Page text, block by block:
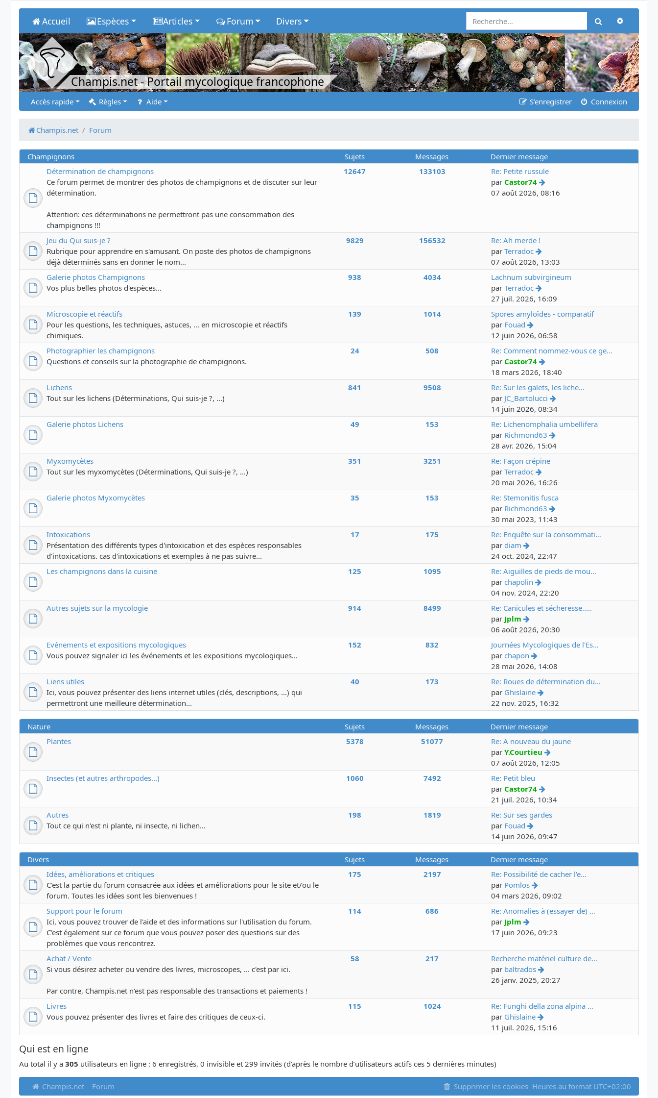
Accueil Espèces Articles Forum Divers Rechercher
Champis.net- Portail mycologique francophone
Accès rapide Règles Aide S’enregistrer Connexion
Champis.net Forum
Champignons Sujets Messages
Dernier message
Détermination de champignons
Ce forum permet de montrer des photos de champignons et de discuter sur leur
détermination.
Attention: ces déterminations ne permettront pas une consommation des
champignons !!!
12647 133103
Re: Petite russule
par Castor74
07 août 2026, 08:16
Jeu du Qui suis-je ?
Rubrique pour apprendre en s'amusant. On poste des photos de champignons
déjà déterminés sans en donner le nom...
9829 156532
Re: Ah merde !
par Terradoc
07 août 2026, 13:03
Galerie photos Champignons
Vos plus belles photos d'espèces...
938 4034
Lachnum subvirgineum
par Terradoc
27 juil. 2026, 16:09
Microscopie et réactifs
Pour les questions, les techniques, astuces, ... en microscopie et réactifs
chimiques.
139 1014
Spores amyloïdes - comparatif
par Fouad
12 juin 2026, 06:58
Photographier les champignons
Questions et conseils sur la photographie de champignons.
24 508
Re: Comment nommez-vous ce ge…
par Castor74
18 mars 2026, 18:40
Lichens
Tout sur les lichens (Déterminations, Qui suis-je ?, ...)
841 9508
Re: Sur les galets, les liche…
par JC_Bartolucci
14 juin 2026, 08:34
Galerie photos Lichens
49 153
Re: Lichenomphalia umbellifera
par Richmond63
28 avr. 2026, 15:04
Myxomycètes
Tout sur les myxomycètes (Déterminations, Qui suis-je ?, ...)
351 3251
Re: Façon crépine
par Terradoc
20 mai 2026, 16:26
Galerie photos Myxomycètes
35 153
Re: Stemonitis fusca
par Richmond63
30 mai 2023, 11:43
Intoxications
Présentation des différents types d'intoxication et des espèces responsables
d'intoxications. cas d'intoxications et exemples à ne pas suivre...
17 175
Re: Enquête sur la consommati…
par diam
24 oct. 2024, 22:47
Les champignons dans la cuisine
125 1095
Re: Aiguilles de pieds de mou…
par chapolin
04 nov. 2024, 22:20
Autres sujets sur la mycologie
914 8499
Re: Canicules et sécheresse..…
par Jplm
06 août 2026, 20:30
Evénements et expositions mycologiques
Vous pouvez signaler ici les événements et les expositions mycologiques...
152 832
Journées Mycologiques de l'Es…
par chapon
28 mai 2026, 14:08
Liens utiles
Ici, vous pouvez présenter des liens internet utiles (clés, descriptions, ...) qui
permettront une meilleure détermination...
40 173
Re: Roues de détermination du…
par Ghislaine
22 nov. 2025, 16:32
Nature Sujets Messages
Dernier message
Plantes
5378 51077
Re: A nouveau du jaune
par Y.Courtieu
07 août 2026, 12:05
Insectes (et autres arthropodes...)
1060 7492
Re: Petit bleu
par Castor74
21 juil. 2026, 10:34
Autres
Tout ce qui n'est ni plante, ni insecte, ni lichen...
198 1819
Re: Sur ses gardes
par Fouad
14 juin 2026, 09:47
Divers Sujets Messages
Dernier message
Idées, améliorations et critiques
C'est la partie du forum consacrée aux idées et améliorations pour le site et/ou le
forum. Toutes les idées sont les bienvenues !
175 2197
Re: Possibilité de cacher l'e…
par Pomlos
04 mars 2026, 09:02
Support pour le forum
Ici, vous pouvez trouver de l'aide et des informations sur l'utilisation du forum.
C'est également sur ce forum que vous pouvez poser des questions sur des
problèmes que vous rencontrez.
114 686
Re: Anomalies à (essayer de) …
par Jplm
17 juin 2026, 09:23
Achat / Vente
Si vous désirez acheter ou vendre des livres, microscopes, ... c'est par ici.
Par contre, Champis.net n'est pas responsable des transactions et paiements !
58 217
Recherche matériel culture de…
par baltrados
26 janv. 2025, 20:27
Livres
Vous pouvez présenter des livres et faire des critiques de ceux-ci.
115 1024
Re: Funghi della zona alpina …
par Ghislaine
11 juil. 2026, 15:16
Qui est en ligne
Au total il y a 305 utilisateurs en ligne : 6 enregistrés, 0 invisible et 299 invités (d’après le nombre d’utilisateurs actifs ces 5 dernières minutes)
Champis.net Forum Supprimer les cookies Heures au format UTC+02:00